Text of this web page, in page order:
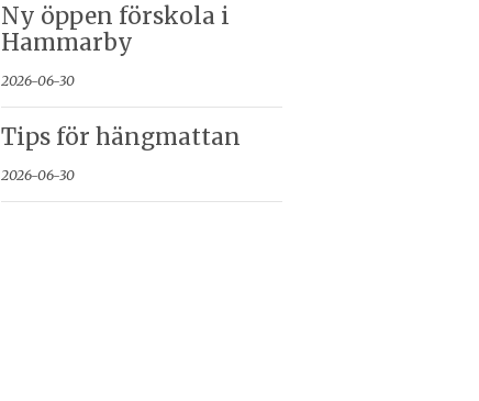
Ny öppen förskola i
Hammarby
2026-06-30
Tips för hängmattan
2026-06-30